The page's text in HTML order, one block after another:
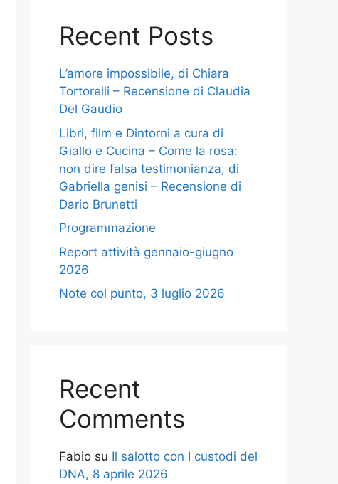
Recent Posts
L’amore impossibile, di Chiara
Tortorelli – Recensione di Claudia
Del Gaudio
Libri, film e Dintorni a cura di
Giallo e Cucina – Come la rosa:
non dire falsa testimonianza, di
Gabriella genisi – Recensione di
Dario Brunetti
Programmazione
Report attività gennaio-giugno
2026
Note col punto, 3 luglio 2026
Recent
Comments
Fabio su Il salotto con I custodi del
DNA, 8 aprile 2026